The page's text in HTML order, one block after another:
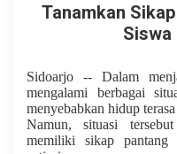
Tanamkan
Siswa
Sidoarjo -- Dalam
mengalami berbagai
menyebabkan hidup
Namun, situasi
memiliki sikap pantang